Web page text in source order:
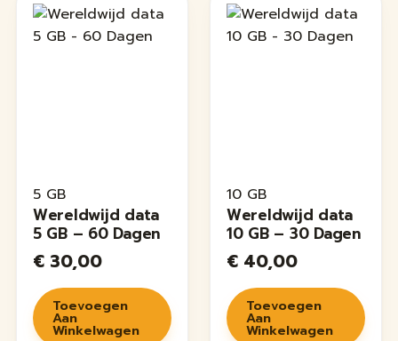
5 GB
Wereldwijd data
5 GB – 60 Dagen
€ 30,00
Toevoegen
Aan
Winkelwagen
10 GB
Wereldwijd data
10 GB – 30 Dagen
€ 40,00
Toevoegen
Aan
Winkelwagen